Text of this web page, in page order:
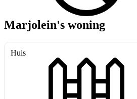
Marjolein's woning
Huis